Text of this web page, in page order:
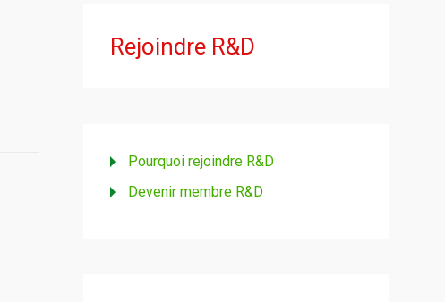
Rejoindre R&D
Pourquoi rejoindre R&D
Devenir membre R&D